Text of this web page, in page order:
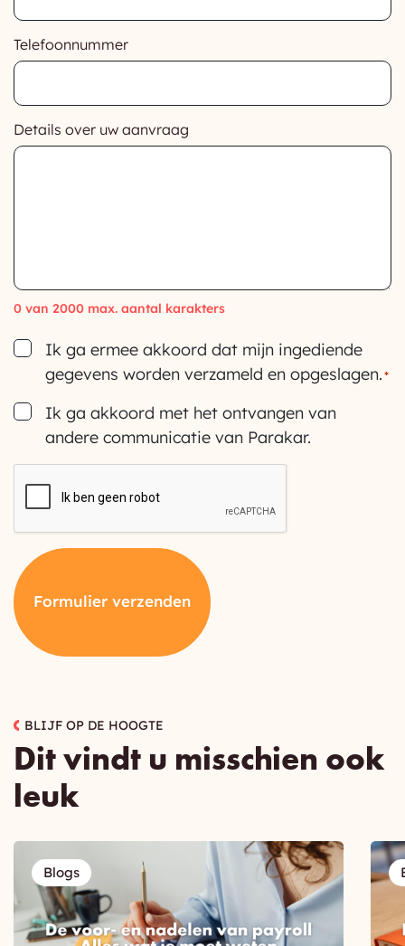
Telefoonnummer
Details over uw aanvraag
0 van 2000 max. aantal karakters
ConsentIk ga ermee akkoord dat mijn ingediende
gegevens worden verzameld en opgeslagen.*
ConsentIk ga akkoord met het ontvangen van
andere communicatie van Parakar.
CAPTCHA
Formulier verzenden
BLIJF OP DE HOOGTE
Dit vindt u misschien ook
leuk
Blogs